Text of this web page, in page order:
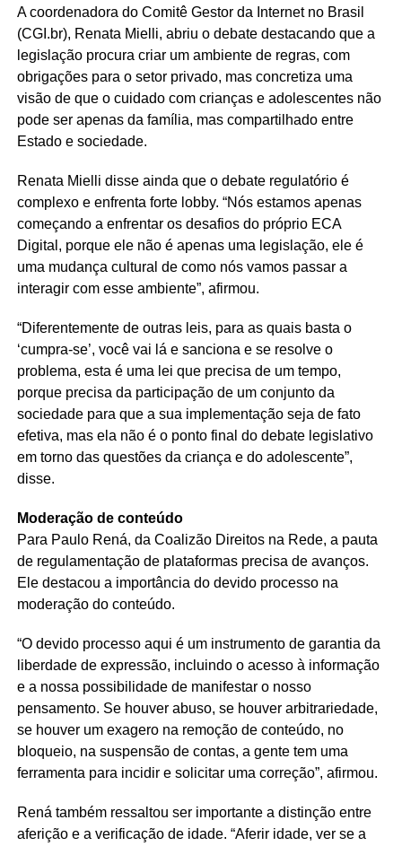
A coordenadora do Comitê Gestor da Internet no Brasil
(CGI.br), Renata Mielli, abriu o debate destacando que a
legislação procura criar um ambiente de regras, com
obrigações para o setor privado, mas concretiza uma
visão de que o cuidado com crianças e adolescentes não
pode ser apenas da família, mas compartilhado entre
Estado e sociedade.
Renata Mielli disse ainda que o debate regulatório é
complexo e enfrenta forte lobby. “Nós estamos apenas
começando a enfrentar os desafios do próprio ECA
Digital, porque ele não é apenas uma legislação, ele é
uma mudança cultural de como nós vamos passar a
interagir com esse ambiente”, afirmou.
“Diferentemente de outras leis, para as quais basta o
‘cumpra-se’, você vai lá e sanciona e se resolve o
problema, esta é uma lei que precisa de um tempo,
porque precisa da participação de um conjunto da
sociedade para que a sua implementação seja de fato
efetiva, mas ela não é o ponto final do debate legislativo
em torno das questões da criança e do adolescente”,
disse.
Moderação de conteúdo
Para Paulo Rená, da Coalizão Direitos na Rede, a pauta
de regulamentação de plataformas precisa de avanços.
Ele destacou a importância do devido processo na
moderação do conteúdo.
“O devido processo aqui é um instrumento de garantia da
liberdade de expressão, incluindo o acesso à informação
e a nossa possibilidade de manifestar o nosso
pensamento. Se houver abuso, se houver arbitrariedade,
se houver um exagero na remoção de conteúdo, no
bloqueio, na suspensão de contas, a gente tem uma
ferramenta para incidir e solicitar uma correção”, afirmou.
Rená também ressaltou ser importante a distinção entre
aferição e a verificação de idade. “Aferir idade, ver se a